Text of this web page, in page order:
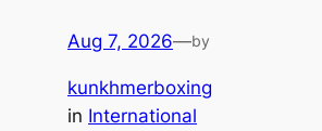
Aug 7, 2026—by
kunkhmerboxing
in International